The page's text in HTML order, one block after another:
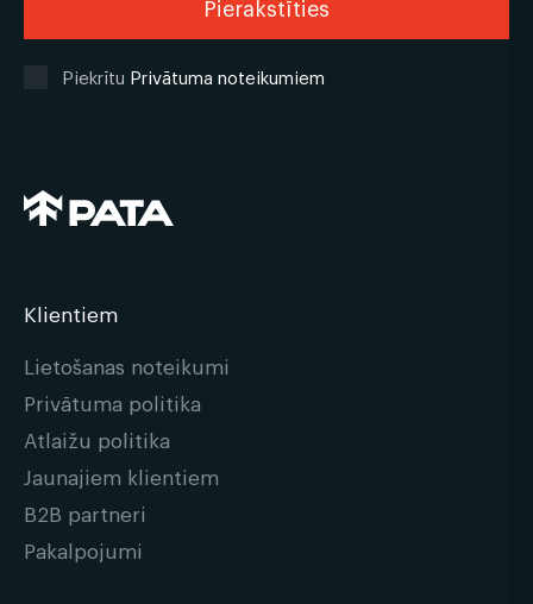
Piekrītu Privātuma noteikumiem
Klientiem
Lietošanas noteikumi
Privātuma politika
Atlaižu politika
Jaunajiem klientiem
B2B partneri
Pakalpojumi